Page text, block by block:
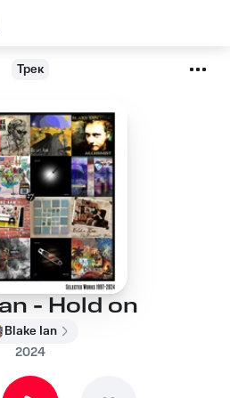
Трек
- Hold on
Blake Ian
2024